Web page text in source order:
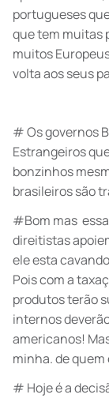
portugueses
que tem muitas
muitos
volta aos seus
# Os governos
Estrangeiros
bonzinhos
brasileiros são
#Bom mas
direitistas
ele esta
Pois com a
produtos terão
internos
americanos!
minha. de
# Hoje é a